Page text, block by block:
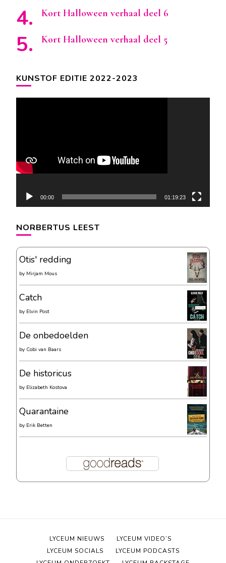
Kort Halloween verhaal deel 6
Kort Halloween verhaal deel 5
KUNSTOF EDITIE 2022-2023
00:00 01:19:23
NORBERTUS LEEST
Otis' redding
by Mirjam Mous
Catch
by Elvin Post
De onbedoelden
by Cobi van Baars
De historicus
by Elizabeth Kostova
Quarantaine
by Erik Betten
LYCEUM NIEUWS
LYCEUM VIDEO’S
LYCEUM SOCIALS
LYCEUM PODCASTS